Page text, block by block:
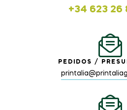
+34 623 26
PEDIDOS /